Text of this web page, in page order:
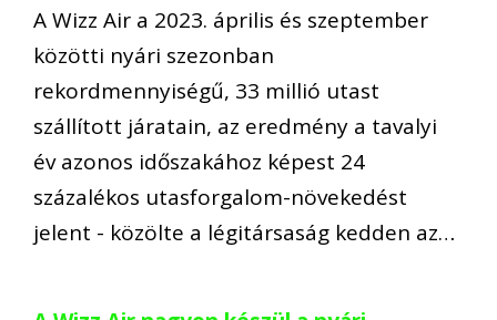
A Wizz Air a 2023. április és szeptember
közötti nyári szezonban
rekordmennyiségű, 33 millió utast
szállított járatain, az eredmény a tavalyi
év azonos időszakához képest 24
százalékos utasforgalom-növekedést
jelent - közölte a légitársaság kedden az…